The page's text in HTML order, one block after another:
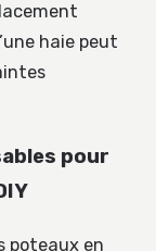
haie peut
pour
poteaux en